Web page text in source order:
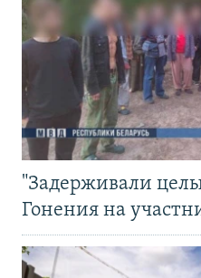
"Задерживали
Гонения на